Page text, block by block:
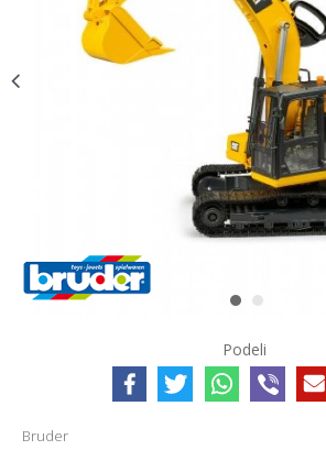
1 2
Podeli
Bruder